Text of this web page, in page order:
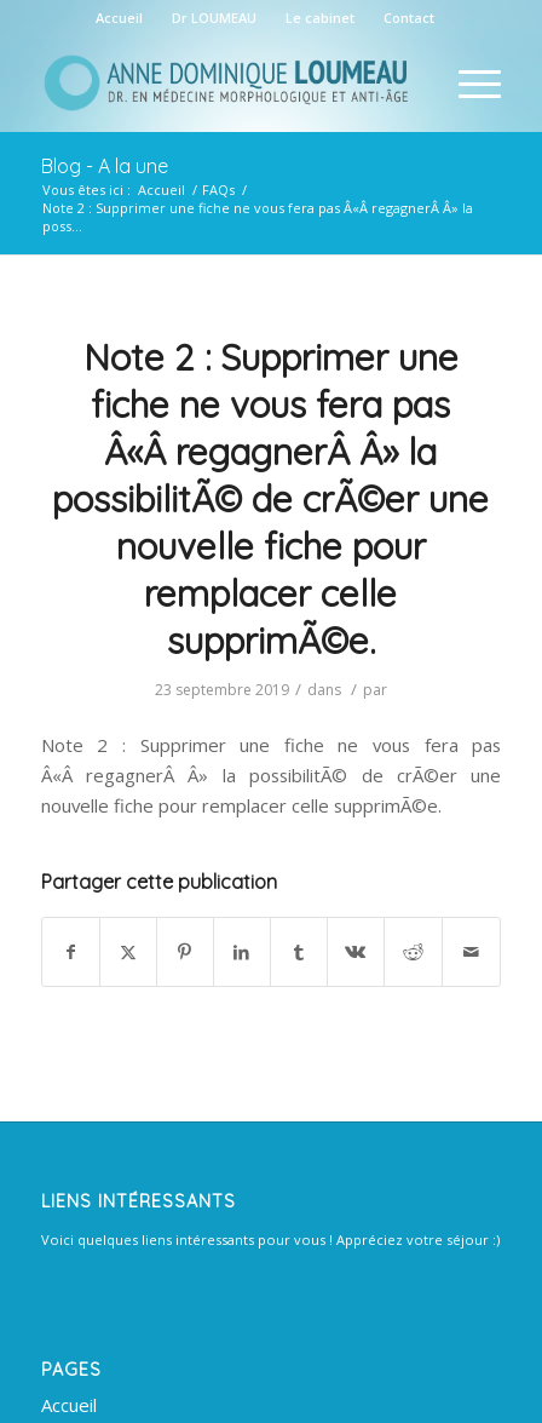
Accueil Dr LOUMEAU Le cabinet Contact
Blog - A la une
Vous êtes ici : Accueil / FAQs /
Note 2 : Supprimer une fiche ne vous fera pas Â«Â regagnerÂ Â» la
poss...
Note 2 : Supprimer une
fiche ne vous fera pas
Â«Â regagnerÂ Â» la
possibilitÃ© de crÃ©er une
nouvelle fiche pour
remplacer celle
supprimÃ©e.
23 septembre 2019 / dans / par
Note 2 : Supprimer une fiche ne vous fera pas
Â«Â regagnerÂ Â» la possibilitÃ© de crÃ©er une
nouvelle fiche pour remplacer celle supprimÃ©e.
Partager cette publication
LIENS INTÉRESSANTS
Voici quelques liens intéressants pour vous ! Appréciez votre séjour :)
PAGES
Accueil